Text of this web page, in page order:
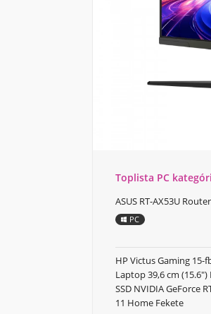
Toplista PC
ASUS RT-AX53U
PC
HP Victus Gaming 15-
Laptop 39,6 cm (15.6")
SSD NVIDIA GeForce
11 Home Fekete